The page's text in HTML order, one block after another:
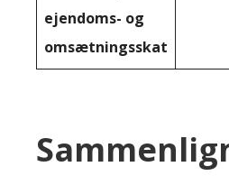
ejendoms- og
omsætningsskat